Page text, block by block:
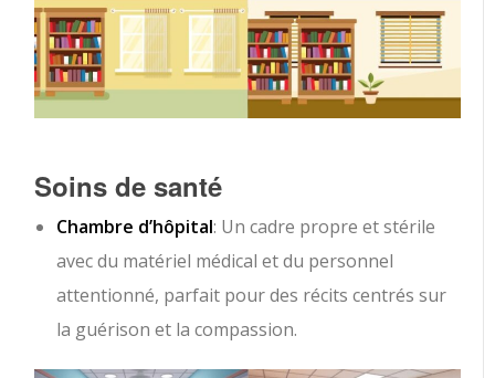
Soins de santé
Chambre d’hôpital: Un cadre propre et stérile
avec du matériel médical et du personnel
attentionné, parfait pour des récits centrés sur
la guérison et la compassion.